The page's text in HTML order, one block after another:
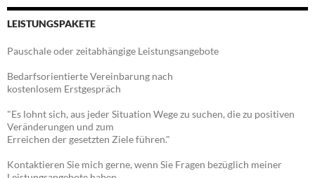
LEISTUNGSPAKETE
Pauschale oder zeitabhängige Leistungsangebote
Bedarfsorientierte Vereinbarung nach
kostenlosem Erstgespräch
"Es lohnt sich, aus jeder Situation Wege zu suchen, die zu positiven
Veränderungen und zum
Erreichen der gesetzten Ziele führen."
Kontaktieren Sie mich gerne, wenn Sie Fragen bezüglich meiner